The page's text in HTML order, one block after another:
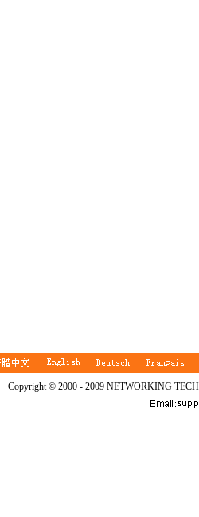
Copyright © 2000 - 2009 NETWORKING